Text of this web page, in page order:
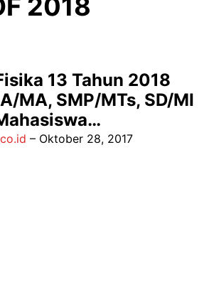
2018
13 Tahun 2018
MA, SMP/MTs, SD/MI
– Oktober 28, 2017